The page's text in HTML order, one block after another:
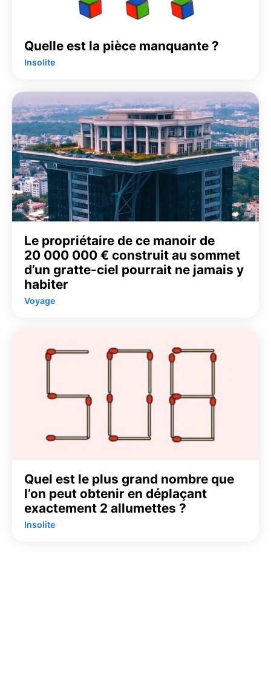
Quelle est la pièce manquante ?
Insolite
Le propriétaire de ce manoir de
20 000 000 € construit au sommet
d’un gratte-ciel pourrait ne jamais y
habiter
Voyage
Quel est le plus grand nombre que
l’on peut obtenir en déplaçant
exactement 2 allumettes ?
Insolite